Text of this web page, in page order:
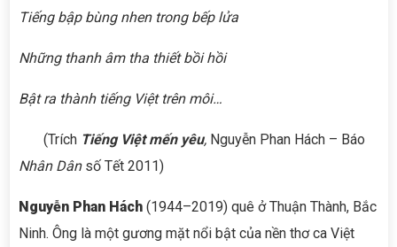
Tiếng bập bùng nhen trong bếp lửa
Những thanh âm tha thiết bồi hồi
Bật ra thành tiếng Việt trên môi…
(Trích Tiếng Việt mến yêu, Nguyễn Phan Hách – Báo
Nhân Dânsố Tết 2011)
Nguyễn Phan Hách (1944–2019) quê ở Thuận Thành, Bắc
Ninh. Ông là một gương mặt nổi bật của nền thơ ca Việt